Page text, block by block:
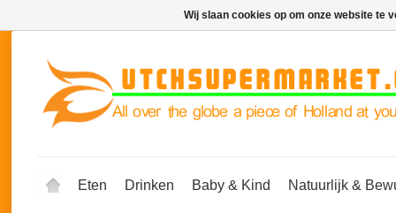
Eten Drinken Baby & Kind Natuurlijk &
Wij slaan cookies op om onze website te